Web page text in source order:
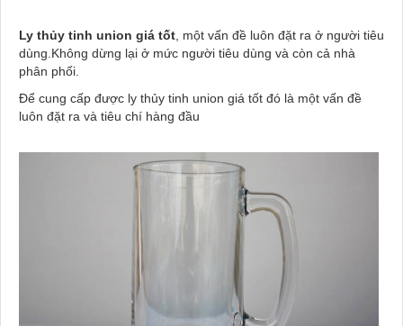
Ly thủy tinh union giá tốt , một vấn đề luôn đặt ra ở người tiêu
dùng.Không dừng lại ở mức người tiêu dùng và còn cả nhà
phân phối.
Để cung cấp được ly thủy tinh union giá tốt đó là một vấn đề
luôn đặt ra và tiêu chí hàng đầu